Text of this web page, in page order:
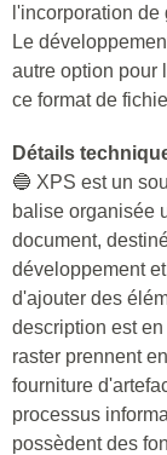
l'incorporation
Le
autre option pour
ce format de
Détails
🔵 XPS est un
balise organisée
document,
développement
d'ajouter des
description est
raster prennent
fourniture
processus
possèdent des